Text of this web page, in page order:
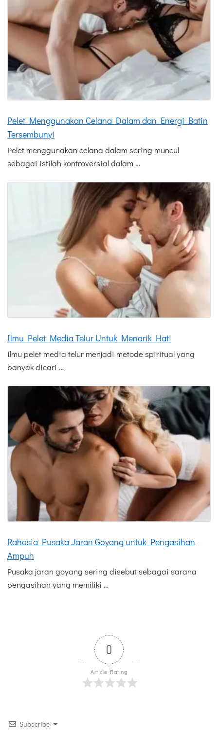
Pelet Menggunakan Celana Dalam dan Energi Batin
Tersembunyi
Pelet menggunakan celana dalam sering muncul
sebagai istilah kontroversial dalam …
Ilmu Pelet Media Telur Untuk Menarik Hati
Ilmu pelet media telur menjadi metode spiritual yang
banyak dicari …
Rahasia Pusaka Jaran Goyang untuk Pengasihan
Ampuh
Pusaka jaran goyang sering disebut sebagai sarana
pengasihan yang memiliki …
0
Article Rating
Subscribe